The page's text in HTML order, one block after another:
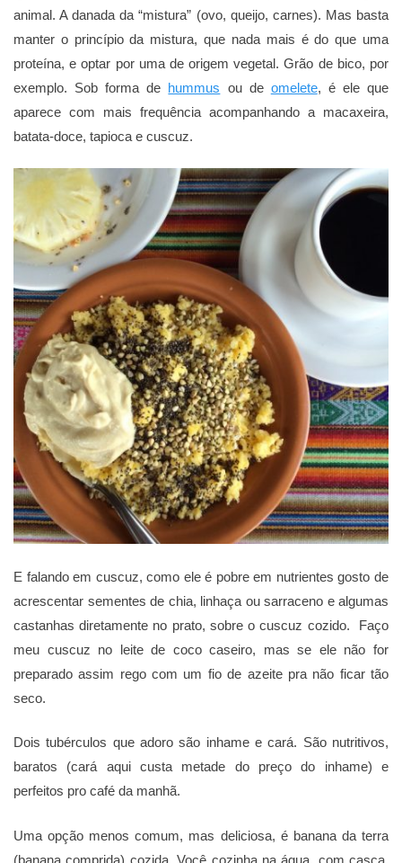
animal. A danada da “mistura” (ovo, queijo, carnes). Mas basta
manter o princípio da mistura, que nada mais é do que uma
proteína, e optar por uma de origem vegetal. Grão de bico, por
exemplo. Sob forma de hummus ou de omelete, é ele que
aparece com mais frequência acompanhando a macaxeira,
batata-doce, tapioca e cuscuz.
E falando em cuscuz, como ele é pobre em nutrientes gosto de
acrescentar sementes de chia, linhaça ou sarraceno e algumas
castanhas diretamente no prato, sobre o cuscuz cozido. Faço
meu cuscuz no leite de coco caseiro, mas se ele não for
preparado assim rego com um fio de azeite pra não ficar tão
seco.
Dois tubérculos que adoro são inhame e cará. São nutritivos,
baratos (cará aqui custa metade do preço do inhame) e
perfeitos pro café da manhã.
Uma opção menos comum, mas deliciosa, é banana da terra
(banana comprida) cozida. Você cozinha na água, com casca,